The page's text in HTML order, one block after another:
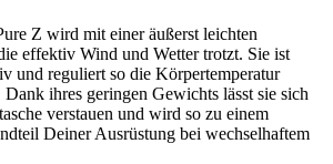
Z wird mit einer äußerst leichten
effektiv Wind und Wetter trotzt. Sie ist
und reguliert so die Körpertemperatur
ihres geringen Gewichts lässt sie sich
verstauen und wird so zu einem
Deiner Ausrüstung bei wechselhaftem